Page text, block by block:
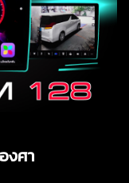
งศา